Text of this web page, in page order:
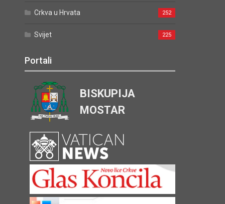
Crkva u Hrvata 252
Svijet 225
Portali
BISKUPIJA
MOSTAR